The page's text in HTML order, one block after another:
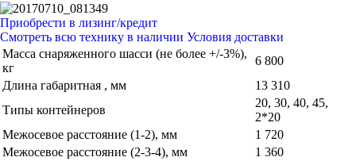
Приобрести в лизинг/кредит
Смотреть всю технику в наличии Условия доставки
Масса снаряженного шасси (не более +/-3%),
кг
6 800
Длина габаритная , мм
13 310
Типы контейнеров
20, 30, 40, 45,
2*20
Межосевое расстояние (1-2), мм
1 720
Межосевое расстояние (2-3-4), мм
1 360